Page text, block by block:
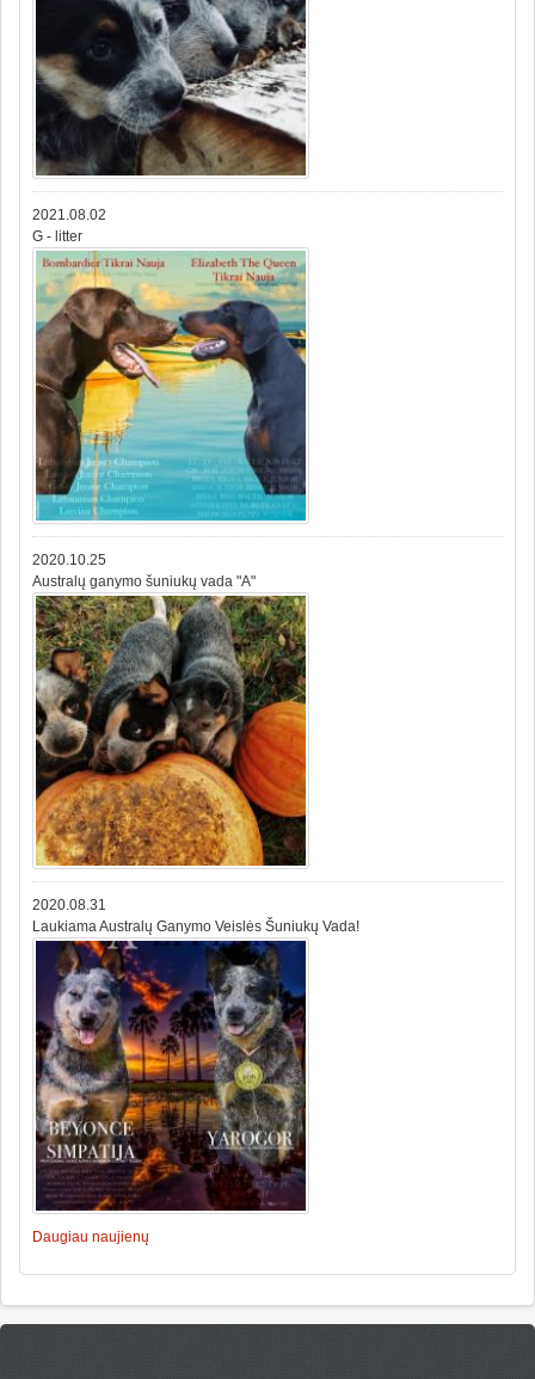
2021.08.02
G - litter
2020.10.25
Australų ganymo šuniukų vada "A"
2020.08.31
Laukiama Australų Ganymo Veislės Šuniukų Vada!
Daugiau naujienų